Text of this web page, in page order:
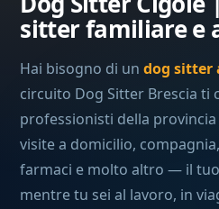
sitter familiare e
Hai bisogno di undog sitter
circuito Dog Sitter Brescia ti
professionisti della provincia
visite a domicilio,
farmaci e molto altro — il
mentre tu sei al lavoro, in